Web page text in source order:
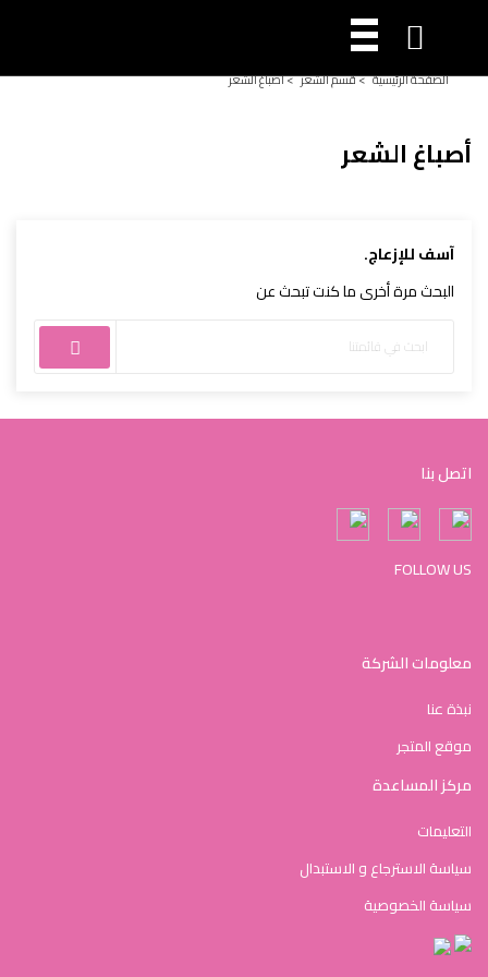

الصفحة الرئيسية >قسم الشعر >أصباغ الشعر
أصباغ الشعر
آسف للإزعاج.
البحث مرة أخرى ما كنت تبحث عن
اتصل بنا
FOLLOW US
معلومات الشركة
نبذة عنا
موقع المتجر
مركز المساعدة
التعليمات
سياسة الاسترجاع و الاستبدال
سياسة الخصوصية